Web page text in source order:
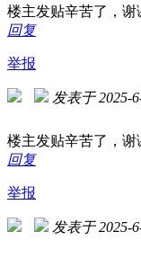
楼主发贴辛苦了，谢
回复
举报
发表于 2025-
楼主发贴辛苦了，谢
回复
举报
发表于 2025-